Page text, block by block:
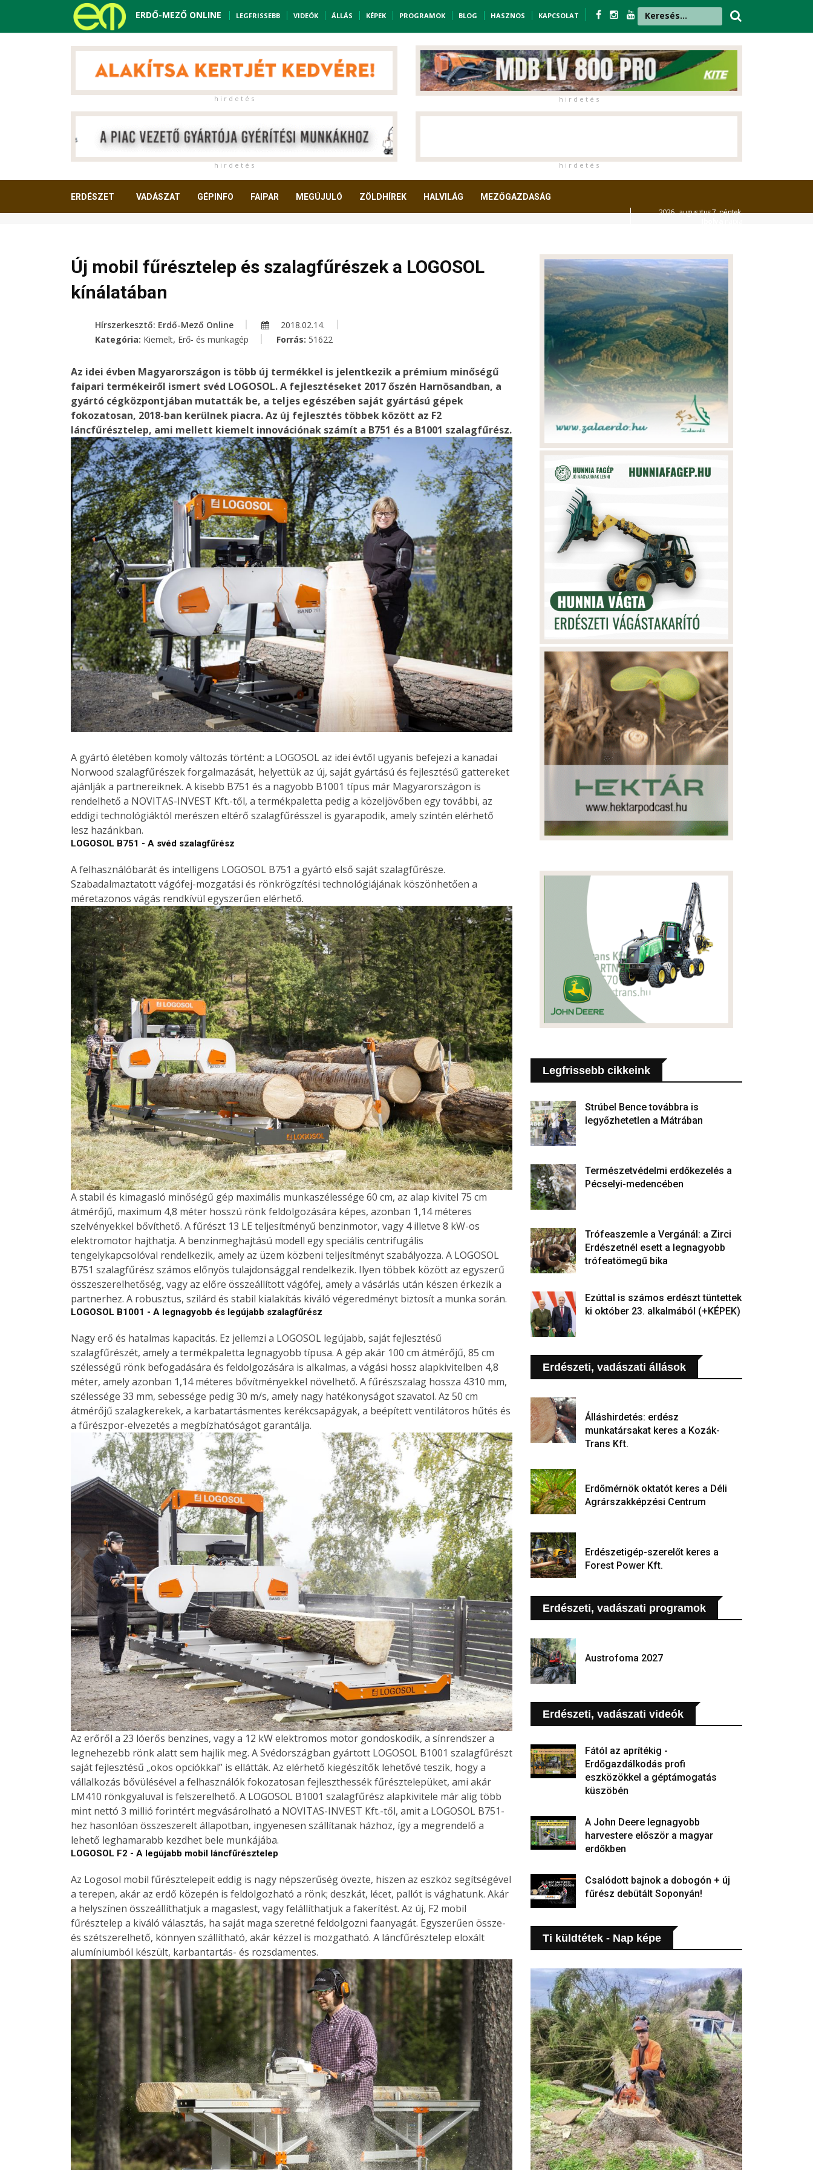
ERDŐ-MEZŐ ONLINE LEGFRISSEBB VIDEÓK ÁLLÁS KÉPEK PROGRAMOK BLOG HASZNOS KAPCSOLAT
h i r d e t é s h i r d e t é s
h i r d e t é s h i r d e t é s
ERDÉSZET VADÁSZAT GÉPINFO FAIPAR MEGÚJULÓ ZÖLDHÍREK HALVILÁG MEZŐGAZDASÁG
2026. augusztus 7. péntek,
Új mobil fűrésztelep és szalagfűrészek a LOGOSOL
kínálatában
Hírszerkesztő: Erdő-Mező Online
2018.02.14.
Kategória: Kiemelt, Erő- és munkagép Forrás: 51622
Az idei évben Magyarországon is több új termékkel is jelentkezik a prémium minőségű
faipari termékeiről ismert svéd LOGOSOL. A fejlesztéseket 2017 őszén Harnösandban, a
gyártó cégközpontjában mutatták be, a teljes egészében saját gyártású gépek
fokozatosan, 2018-ban kerülnek piacra. Az új fejlesztés többek között az F2
láncfűrésztelep, ami mellett kiemelt innovációnak számít a B751 és a B1001 szalagfűrész.
A gyártó életében komoly változás történt: a LOGOSOL az idei évtől ugyanis befejezi a kanadai
Norwood szalagfűrészek forgalmazását, helyettük az új, saját gyártású és fejlesztésű gattereket
ajánlják a partnereiknek. A kisebb B751 és a nagyobb B1001 típus már Magyarországon is
rendelhető a NOVITAS-INVEST Kft.-től, a termékpaletta pedig a közeljövőben egy további, az
eddigi technológiáktól merészen eltérő szalagfűrésszel is gyarapodik, amely szintén elérhető
lesz hazánkban.
LOGOSOL B751 - A svéd szalagfűrész
A felhasználóbarát és intelligens LOGOSOL B751 a gyártó első saját szalagfűrésze.
Szabadalmaztatott vágófej-mozgatási és rönkrögzítési technológiájának köszönhetően a
méretazonos vágás rendkívül egyszerűen elérhető.
A stabil és kimagasló minőségű gép maximális munkaszélessége 60 cm, az alap kivitel 75 cm
átmérőjű, maximum 4,8 méter hosszú rönk feldolgozására képes, azonban 1,14 méteres
szelvényekkel bővíthető. A fűrészt 13 LE teljesítményű benzinmotor, vagy 4 illetve 8 kW-os
elektromotor hajthatja. A benzinmeghajtású modell egy speciális centrifugális
tengelykapcsolóval rendelkezik, amely az üzem közbeni teljesítményt szabályozza. A LOGOSOL
B751 szalagfűrész számos előnyös tulajdonsággal rendelkezik. Ilyen többek között az egyszerű
összeszerelhetőség, vagy az előre összeállított vágófej, amely a vásárlás után készen érkezik a
partnerhez. A robusztus, szilárd és stabil kialakítás kiváló végeredményt biztosít a munka során.
LOGOSOL B1001 - A legnagyobb és legújabb szalagfűrész
Nagy erő és hatalmas kapacitás. Ez jellemzi a LOGOSOL legújabb, saját fejlesztésű
szalagfűrészét, amely a termékpaletta legnagyobb típusa. A gép akár 100 cm átmérőjű, 85 cm
szélességű rönk befogadására és feldolgozására is alkalmas, a vágási hossz alapkivitelben 4,8
méter, amely azonban 1,14 méteres bővítményekkel növelhető. A fűrészszalag hossza 4310 mm,
szélessége 33 mm, sebessége pedig 30 m/s, amely nagy hatékonyságot szavatol. Az 50 cm
átmérőjű szalagkerekek, a karbatartásmentes kerékcsapágyak, a beépített ventilátoros hűtés és
a fűrészpor-elvezetés a megbízhatóságot garantálja.
Az erőről a 23 lóerős benzines, vagy a 12 kW elektromos motor gondoskodik, a sínrendszer a
legnehezebb rönk alatt sem hajlik meg. A Svédországban gyártott LOGOSOL B1001 szalagfűrészt
saját fejlesztésű „okos opciókkal” is ellátták. Az elérhető kiegészítők lehetővé teszik, hogy a
vállalkozás bővülésével a felhasználók fokozatosan fejleszthessék fűrésztelepüket, ami akár
LM410 rönkgyaluval is felszerelhető. A LOGOSOL B1001 szalagfűrész alapkivitele már alig több
mint nettó 3 millió forintért megvásárolható a NOVITAS-INVEST Kft.-től, amit a LOGOSOL B751-
hez hasonlóan összeszerelt állapotban, ingyenesen szállítanak házhoz, így a megrendelő a
lehető leghamarabb kezdhet bele munkájába.
LOGOSOL F2 - A legújabb mobil láncfűrésztelep
Az Logosol mobil fűrésztelepeit eddig is nagy népszerűség övezte, hiszen az eszköz segítségével
a terepen, akár az erdő közepén is feldolgozható a rönk; deszkát, lécet, pallót is vághatunk. Akár
a helyszínen összeállíthatjuk a magaslest, vagy felállíthatjuk a fakerítést. Az új, F2 mobil
fűrésztelep a kiváló választás, ha saját maga szeretné feldolgozni faanyagát. Egyszerűen össze-
és szétszerelhető, könnyen szállítható, akár kézzel is mozgatható. A láncfűrésztelep eloxált
alumíniumból készült, karbantartás- és rozsdamentes.
Legfrissebb cikkeink
Strúbel Bence továbbra is
legyőzhetetlen a Mátrában
Természetvédelmi erdőkezelés a
Pécselyi-medencében
Trófeaszemle a Vergánál: a Zirci
Erdészetnél esett a legnagyobb
trófeatömegű bika
Ezúttal is számos erdészt tüntettek
ki október 23. alkalmából (+KÉPEK)
Erdészeti, vadászati állások
Álláshirdetés: erdész
munkatársakat keres a Kozák-
Trans Kft.
Erdőmérnök oktatót keres a Déli
Agrárszakképzési Centrum
Erdészetigép-szerelőt keres a
Forest Power Kft.
Erdészeti, vadászati programok
Austrofoma 2027
Erdészeti, vadászati videók
Fától az aprítékig -
Erdőgazdálkodás profi
eszközökkel a géptámogatás
küszöbén
A John Deere legnagyobb
harvestere először a magyar
erdőkben
Csalódott bajnok a dobogón + új
fűrész debütált Soponyán!
Ti küldtétek - Nap képe